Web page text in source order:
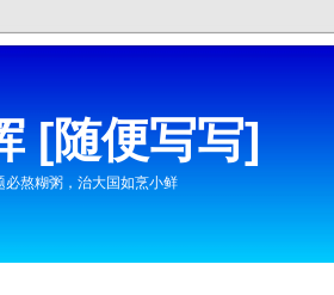
[随便写写]
必熬糊粥，治大国如烹小鲜